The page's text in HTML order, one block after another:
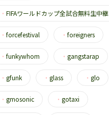
・ FIFAワールドカップ全試合無料生中継
・ forcefestival ・ foreigners
・ funkywhom ・ gangstarap
・ gfunk ・ glass ・ glo
・ gmosonic ・ gotaxi